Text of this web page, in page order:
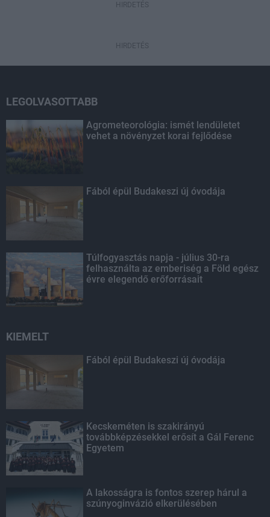
HIRDETÉS
HIRDETÉS
LEGOLVASOTTABB
Agrometeorológia: ismét lendületet
vehet a növényzet korai fejlődése
Fából épül Budakeszi új óvodája
Túlfogyasztás napja - július 30-ra
felhasználta az emberiség a Föld egész
évre elegendő erőforrásait
KIEMELT
Fából épül Budakeszi új óvodája
Kecskeméten is szakirányú
továbbképzésekkel erősít a Gál Ferenc
Egyetem
A lakosságra is fontos szerep hárul a
szúnyoginvázió elkerülésében